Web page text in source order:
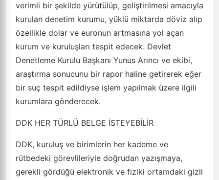
verimli bir şekilde yürütülüp, geliştirilmesi amacıyla
kurulan denetim kurumu, yüklü miktarda döviz alıp
özellikle dolar ve euronun artmasına yol açan
kurum ve kuruluşları tespit edecek. Devlet
Denetleme Kurulu Başkanı Yunus Arıncı ve ekibi,
araştırma sonucunu bir rapor haline getirerek eğer
bir suç tespit edildiyse işlem yapılmak üzere ilgili
kurumlara gönderecek.
DDK HER TÜRLÜ BELGE İSTEYEBİLİR
DDK, kuruluş ve birimlerin her kademe ve
rütbedeki görevlileriyle doğrudan yazışmaya,
gerekli gördüğü elektronik ve fiziki ortamdaki gizli